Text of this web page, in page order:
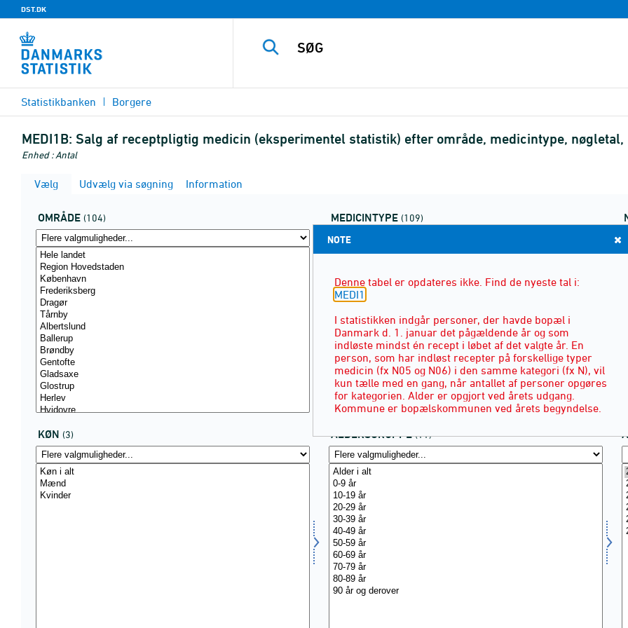
DST.DK
Statistikbanken Borgere
MEDI1B: Salg af receptpligtig medicin (eksperimentel statistik) efter område, medicintype, nøgletal,
Enhed : Antal
Vælg Udvælg via søgning Information
OMRÅDE (104) MEDICINTYPE (109)
KØN (3) ALDERSGRUPPE (11)
NOTE
Denne tabel er opdateres ikke. Find de nyeste tal i:
MEDI1
I statistikken indgår personer, der havde bopæl i
Danmark d. 1. januar det pågældende år og som
indløste mindst én recept i løbet af det valgte år. En
person, som har indløst recepter på forskellige typer
medicin (fx N05 og N06) i den samme kategori (fx N), vil
kun tælle med en gang, når antallet af personer opgøres
for kategorien. Alder er opgjort ved årets udgang.
Kommune er bopælskommunen ved årets begyndelse.